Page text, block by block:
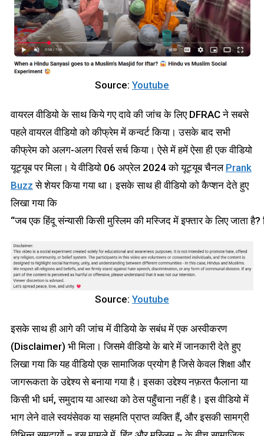
Source: Youtube
वायरल वीडियो के साथ किये गए दावे की जांच के लिए DFRAC ने सबसे
पहले वायरल वीडियो को कीफ्रेम में कन्वर्ट किया। उसके बाद सभी
कीफ्रेम को अलग-अलग रिवर्स सर्च किया। ऐसे में हमें ऐसा ही एक वीडियो
यूट्यूब पर मिला। ये वीडियो 06 अप्रेल 2024 को यूट्यूब चैनल Prank
Buzz से शेयर किया गया था। इसके साथ ही वीडियो को कैप्शन देते हुए
लिखा गया कि
‘‘जब एक हिंदू संन्यासी किसी मुस्लिम की मस्जिद में इफ्तार के लिए जाता है?
Source: Youtube
इसके साथ ही आगे की जांच में वीडियो के सबंध में एक अस्वीकरण
(Disclaimer) भी मिला। जिसमे वीडियो के बारे में जानकारी देते हुए
लिखा गया कि यह वीडियो एक सामाजिक प्रयोग है जिसे केवल शिक्षा और
जागरूकता के उद्देश्य से बनाया गया है। इसका उद्देश्य नफ़रत फैलाना या
किसी भी धर्म, समुदाय या आस्था को ठेस पहुँचाना नहीं है। इस वीडियो में
भाग लेने वाले स्वयंसेवक या सहमति प्राप्त व्यक्ति हैं, और इसकी सामग्री